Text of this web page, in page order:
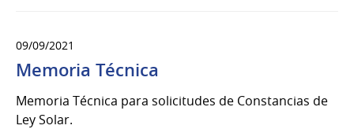
09/09/2021
Memoria Técnica
Memoria Técnica para solicitudes de Constancias de
Ley Solar.